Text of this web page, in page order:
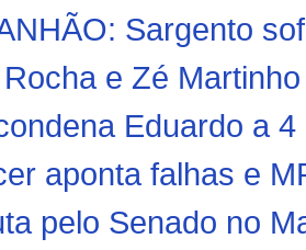
Sargento
e Zé
Eduardo a
aponta falhas e
pelo Senado no